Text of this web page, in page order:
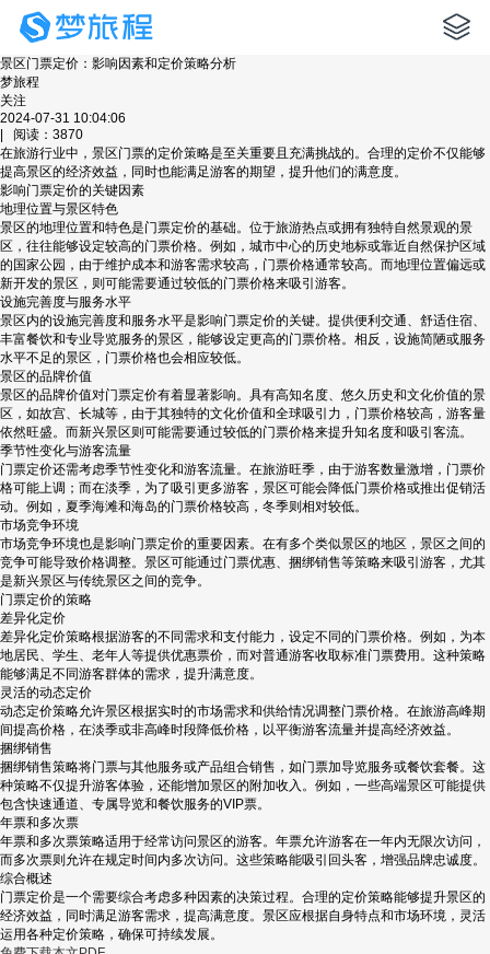
景区门票定价：影响因素和定价策略分析
梦旅程
关注
2024-07-31 10:04:06
| 阅读：3870
在旅游行业中，景区门票的定价策略是至关重要且充满挑战的。合理的定价不仅能够
提高景区的经济效益，同时也能满足游客的期望，提升他们的满意度。
影响门票定价的关键因素
地理位置与景区特色
景区的地理位置和特色是门票定价的基础。位于旅游热点或拥有独特自然景观的景
区，往往能够设定较高的门票价格。例如，城市中心的历史地标或靠近自然保护区域
的国家公园，由于维护成本和游客需求较高，门票价格通常较高。而地理位置偏远或
新开发的景区，则可能需要通过较低的门票价格来吸引游客。
设施完善度与服务水平
景区内的设施完善度和服务水平是影响门票定价的关键。提供便利交通、舒适住宿、
丰富餐饮和专业导览服务的景区，能够设定更高的门票价格。相反，设施简陋或服务
水平不足的景区，门票价格也会相应较低。
景区的品牌价值
景区的品牌价值对门票定价有着显著影响。具有高知名度、悠久历史和文化价值的景
区，如故宫、长城等，由于其独特的文化价值和全球吸引力，门票价格较高，游客量
依然旺盛。而新兴景区则可能需要通过较低的门票价格来提升知名度和吸引客流。
季节性变化与游客流量
门票定价还需考虑季节性变化和游客流量。在旅游旺季，由于游客数量激增，门票价
格可能上调；而在淡季，为了吸引更多游客，景区可能会降低门票价格或推出促销活
动。例如，夏季海滩和海岛的门票价格较高，冬季则相对较低。
市场竞争环境
市场竞争环境也是影响门票定价的重要因素。在有多个类似景区的地区，景区之间的
竞争可能导致价格调整。景区可能通过门票优惠、捆绑销售等策略来吸引游客，尤其
是新兴景区与传统景区之间的竞争。
门票定价的策略
差异化定价
差异化定价策略根据游客的不同需求和支付能力，设定不同的门票价格。例如，为本
地居民、学生、老年人等提供优惠票价，而对普通游客收取标准门票费用。这种策略
能够满足不同游客群体的需求，提升满意度。
灵活的动态定价
动态定价策略允许景区根据实时的市场需求和供给情况调整门票价格。在旅游高峰期
间提高价格，在淡季或非高峰时段降低价格，以平衡游客流量并提高经济效益。
捆绑销售
捆绑销售策略将门票与其他服务或产品组合销售，如门票加导览服务或餐饮套餐。这
种策略不仅提升游客体验，还能增加景区的附加收入。例如，一些高端景区可能提供
包含快速通道、专属导览和餐饮服务的VIP票。
年票和多次票
年票和多次票策略适用于经常访问景区的游客。年票允许游客在一年内无限次访问，
而多次票则允许在规定时间内多次访问。这些策略能吸引回头客，增强品牌忠诚度。
综合概述
门票定价是一个需要综合考虑多种因素的决策过程。合理的定价策略能够提升景区的
经济效益，同时满足游客需求，提高满意度。景区应根据自身特点和市场环境，灵活
运用各种定价策略，确保可持续发展。